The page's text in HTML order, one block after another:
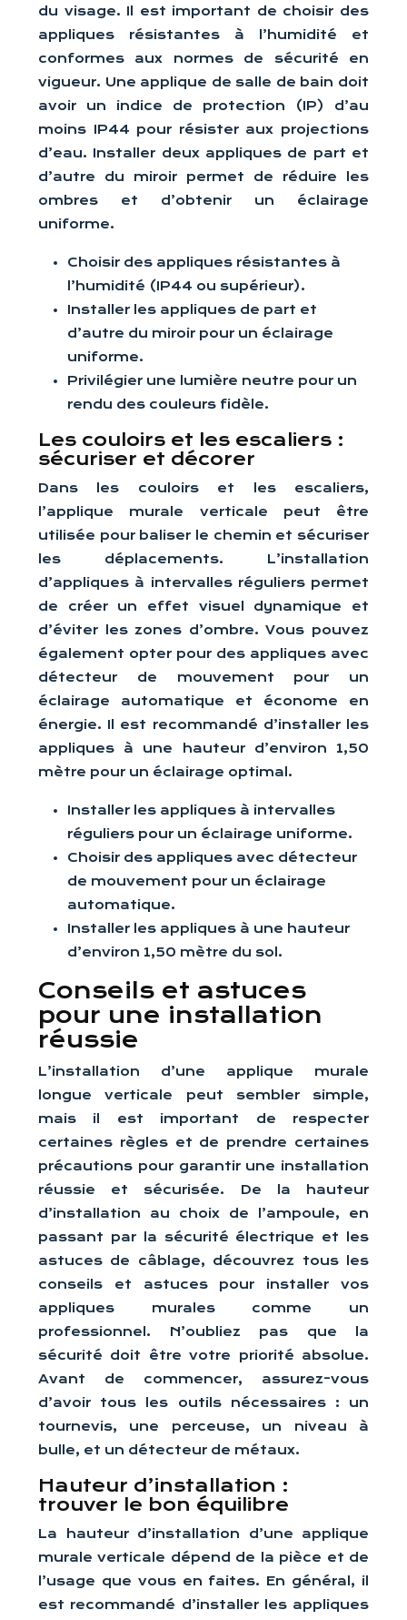
du visage. Il est important de choisir des
appliques résistantes à l’humidité et
conformes aux normes de sécurité en
vigueur. Une applique de salle de bain doit
avoir un indice de protection (IP) d’au
moins IP44 pour résister aux projections
d’eau. Installer deux appliques de part et
d’autre du miroir permet de réduire les
ombres et d’obtenir un éclairage
uniforme.
Choisir des appliques résistantes à
l’humidité (IP44 ou supérieur).
Installer les appliques de part et
d’autre du miroir pour un éclairage
uniforme.
Privilégier une lumière neutre pour un
rendu des couleurs fidèle.
Les couloirs et les escaliers :
sécuriser et décorer
Dans les couloirs et les escaliers,
l’applique murale verticale peut être
utilisée pour baliser le chemin et sécuriser
les déplacements. L’installation
d’appliques à intervalles réguliers permet
de créer un effet visuel dynamique et
d’éviter les zones d’ombre. Vous pouvez
également opter pour des appliques avec
détecteur de mouvement pour un
éclairage automatique et économe en
énergie. Il est recommandé d’installer les
appliques à une hauteur d’environ 1,50
mètre pour un éclairage optimal.
Installer les appliques à intervalles
réguliers pour un éclairage uniforme.
Choisir des appliques avec détecteur
de mouvement pour un éclairage
automatique.
Installer les appliques à une hauteur
d’environ 1,50 mètre du sol.
Conseils et astuces
pour une installation
réussie
L’installation d’une applique murale
longue verticale peut sembler simple,
mais il est important de respecter
certaines règles et de prendre certaines
précautions pour garantir une installation
réussie et sécurisée. De la hauteur
d’installation au choix de l’ampoule, en
passant par la sécurité électrique et les
astuces de câblage, découvrez tous les
conseils et astuces pour installer vos
appliques murales comme un
professionnel. N’oubliez pas que la
sécurité doit être votre priorité absolue.
Avant de commencer, assurez-vous
d’avoir tous les outils nécessaires : un
tournevis, une perceuse, un niveau à
bulle, et un détecteur de métaux.
Hauteur d’installation :
trouver le bon équilibre
La hauteur d’installation d’une applique
murale verticale dépend de la pièce et de
l’usage que vous en faites. En général, il
est recommandé d’installer les appliques